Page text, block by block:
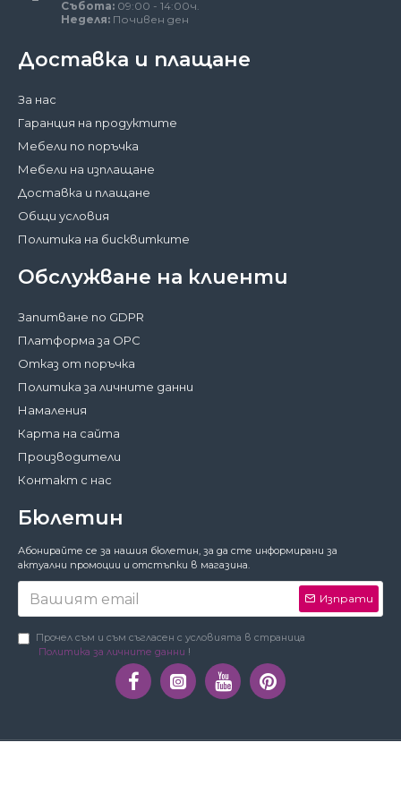
За да работи този сайт както трябва,
понякога запазваме на вашето устройство
малки файлове с данни, наричани
данни! Подробности
Предпочитания Приемам
Събота: 09:00 - 14:00ч.
Неделя: Почивен ден
Доставка и плащане
За нас
Гаранция на продуктите
Мебели по поръчка
Мебели на изплащане
Доставка и плащане
Общи условия
Политика на бисквитките
Обслужване на клиенти
Запитване по GDPR
Платформа за ОРС
Отказ от поръчка
Политика за личните данни
Намаления
Карта на сайта
Производители
Контакт с нас
Бюлетин
Абонирайте се за нашия бюлетин, за да сте информирани за
актуални промоции и отстъпки в магазина.
Изпрати
Прочел съм и съм съгласен с условията в страница
Политика за личните данни !